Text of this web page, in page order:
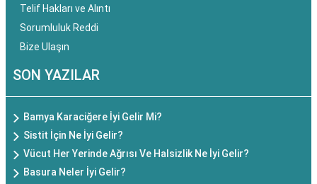
Telif Hakları ve Alıntı
Sorumluluk Reddi
Bize Ulaşın
SON YAZILAR
Bamya Karaciğere İyi Gelir Mi?
Sistit İçin Ne İyi Gelir?
Vücut Her Yerinde Ağrısı Ve Halsizlik Ne İyi Gelir?
Basura Neler İyi Gelir?